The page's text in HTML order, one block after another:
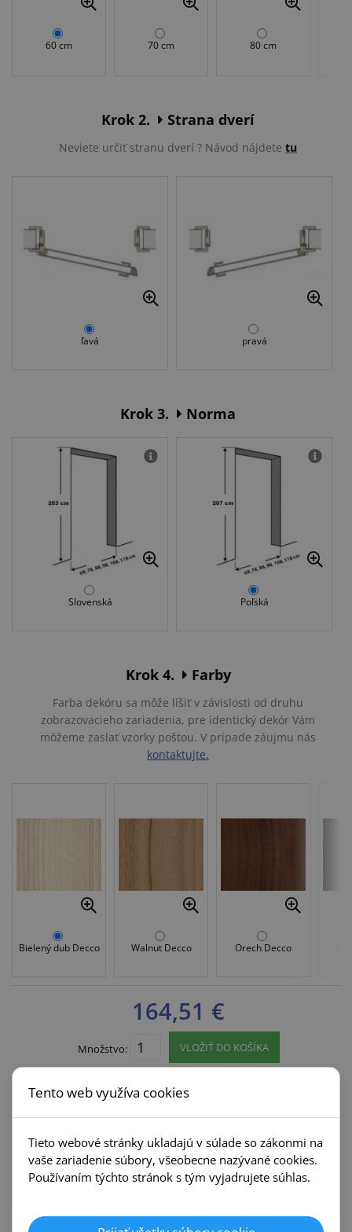
60 cm 70 cm 80 cm
Krok 2. Strana dverí
Neviete určiť stranu dverí ? Návod nájdete tu
ľavá pravá
Krok 3. Norma
Slovenská Poľská
Krok 4. Farby
Farba dekóru sa môže líšiť v závislosti od druhu
zobrazovacieho zariadenia, pre identický dekór Vám
môžeme zaslať vzorky poštou. V prípade záujmu nás
kontaktujte.
Bielený dub Decco Walnut Decco Orech Decco
164,51 €
Množstvo: VLOŽIŤ DO KOŠÍKA
Príbuzné kategórie
Interiérové dvere
Intenso
Zárubne
Intenso
Tento web využíva cookies
Tieto webové stránky ukladajú v súlade so zákonmi na
vaše zariadenie súbory, všeobecne nazývané cookies.
Používaním týchto stránok s tým vyjadrujete súhlas.